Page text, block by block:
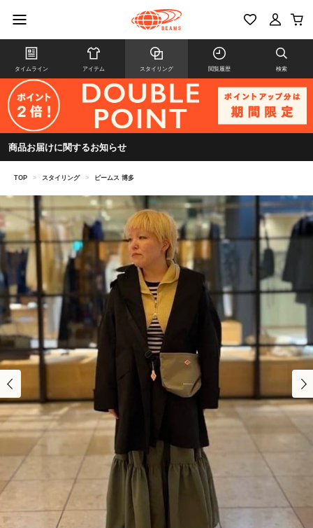
タイムライン アイテム スタイリング 閲覧履歴 検索
商品お届けに関するお知らせ
TOP > スタイリング > ビームス 博多